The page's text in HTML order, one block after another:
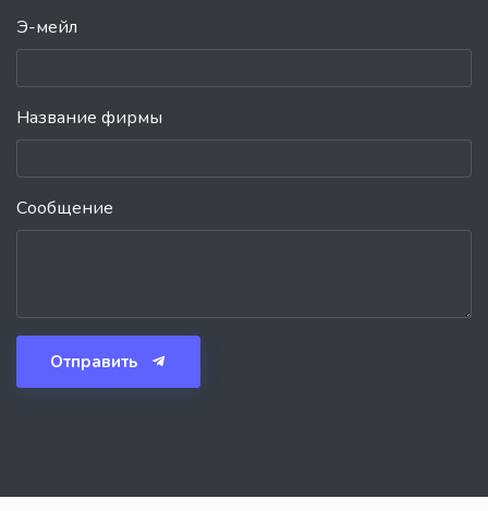
Э-мейл
Название фирмы
Сообщение
Отправить